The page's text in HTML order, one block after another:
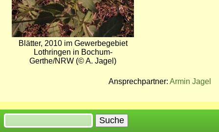
Blätter, 2010 im Gewerbegebiet
Lothringen in Bochum-
Gerthe/NRW (© A. Jagel)
Ansprechpartner: Armin Jagel
Suche